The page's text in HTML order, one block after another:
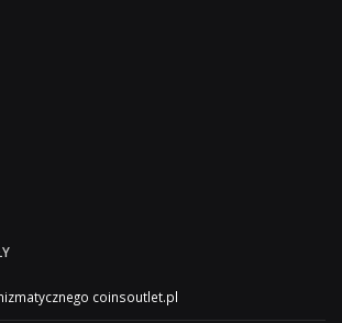
coinsoutlet.pl